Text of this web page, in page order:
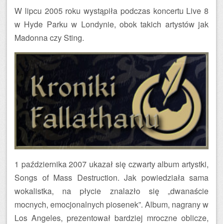
W lipcu 2005 roku wystąpiła podczas koncertu Live 8
w Hyde Parku w Londynie, obok takich artystów jak
Madonna czy Sting.
1 października 2007 ukazał się czwarty album artystki,
Songs of Mass Destruction. Jak powiedziała sama
wokalistka, na płycie znalazło się „dwanaście
mocnych, emocjonalnych piosenek”. Album, nagrany w
Los Angeles, prezentował bardziej mroczne oblicze,